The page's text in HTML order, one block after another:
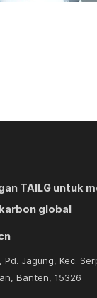
TAILG untuk
global
Pd. Jagung, Kec.
Banten, 15326